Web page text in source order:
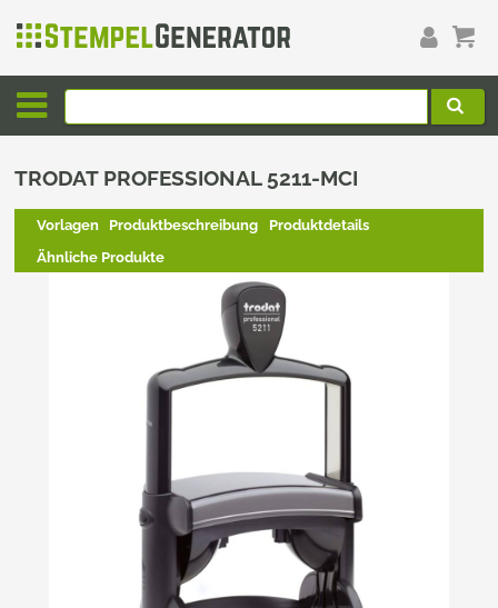
TRODAT PROFESSIONAL 5211-MCI
Vorlagen Produktbeschreibung
Produktdetails
Ähnliche Produkte